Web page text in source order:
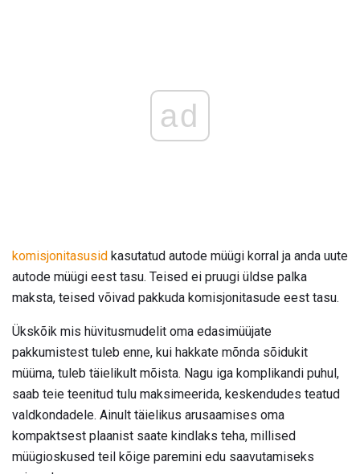
ad
komisjonitasusid kasutatud autode müügi korral ja anda uute
autode müügi eest tasu. Teised ei pruugi üldse palka
maksta, teised võivad pakkuda komisjonitasude eest tasu.
Ükskõik mis hüvitusmudelit oma edasimüüjate
pakkumistest tuleb enne, kui hakkate mõnda sõidukit
müüma, tuleb täielikult mõista. Nagu iga komplikandi puhul,
saab teie teenitud tulu maksimeerida, keskendudes teatud
valdkondadele. Ainult täielikus arusaamises oma
kompaktsest plaanist saate kindlaks teha, millised
müügioskused teil kõige paremini edu saavutamiseks